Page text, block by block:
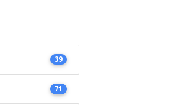
39
71